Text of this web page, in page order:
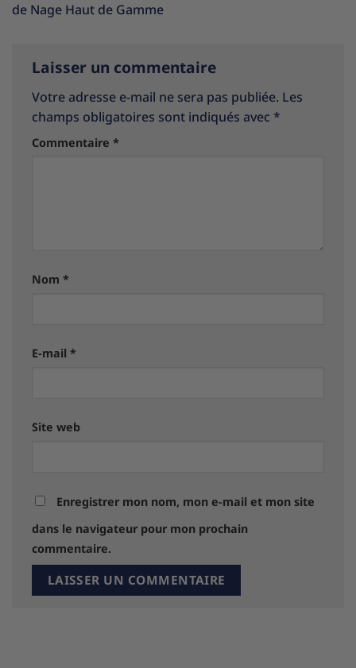
de Nage Haut de Gamme
Laisser un commentaire
Votre adresse e-mail ne sera pas publiée. Les
champs obligatoires sont indiqués avec *
Commentaire *
Nom *
E-mail *
Site web
Enregistrer mon nom, mon e-mail et mon site
dans le navigateur pour mon prochain
commentaire.